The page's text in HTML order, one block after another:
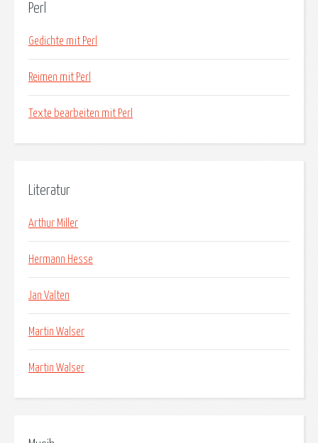
Perl
Gedichte mit Perl
Reimen mit Perl
Texte bearbeiten mit Perl
Literatur
Arthur Miller
Hermann Hesse
Jan Valten
Martin Walser
Martin Walser